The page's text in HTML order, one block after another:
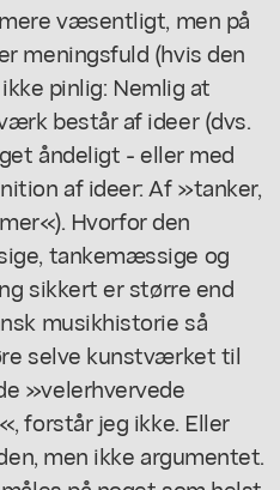
væsentligt, men på
meningsfuld (hvis den
pinlig: Nemlig at
består af ideer (dvs.
åndeligt - eller med
af ideer: Af »tanker,
Hvorfor den
tankemæssige og
sikkert er større end
musikhistorie så
selve kunstværket til
»velerhvervede
forstår jeg ikke. Eller
men ikke argumentet.